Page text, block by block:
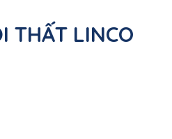
THẤT LINCO